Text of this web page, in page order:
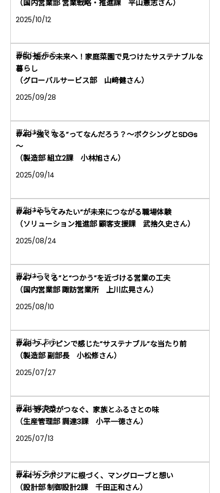
（国内営業部 営業戦略・推進課 平山憲志さん）
2025/10/12
#50 畑から未来へ！家庭菜園で見つけたサステナブルな
暮らし
（グローバルサービス部 山﨑健さん）
2025/09/28
#49 “強くなる”ってなんだろう？～ボクシングとSDGs
～
（製造部 組立2課 小林旭さん）
2025/09/14
#48 “やってみたい”が未来につながる職場体験
（ソリューション推進部 顧客支援課 武捨久史さん）
2025/08/24
#47 “つくる”と“つかう”を近づける営業の工夫
（国内営業部 諏訪営業所 上川広晃さん）
2025/08/10
#46 フィリピンで感じた”サステナブル”な当たり前
（製造部 副部長 小松修さん）
2025/07/27
#45 野沢菜がつなぐ、家族とふるさとの味
（生産管理部 調達3課 小平一徳さん）
2025/07/13
#44 カンボジアに根づく、マングローブと想い
（設計部 制御設計2課 千田正和さん）